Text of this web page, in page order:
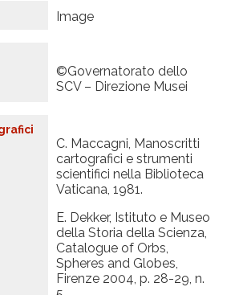
Image
©Governatorato dello
SCV – Direzione Musei
C. Maccagni, Manoscritti
cartografici e strumenti
scientifici nella Biblioteca
Vaticana, 1981.
E. Dekker, Istituto e Museo
della Storia della Scienza,
Catalogue of Orbs,
Spheres and Globes,
Firenze 2004, p. 28-29, n.